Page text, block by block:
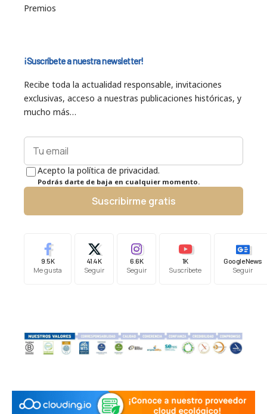
Premios
¡Suscríbete a nuestra newsletter!
Recibe toda la actualidad responsable, invitaciones
exclusivas, acceso a nuestras publicaciones históricas, y
mucho más…
Acepto la política de privacidad.
Podrás darte de baja en cualquier momento.
Suscribirme gratis
9.5K
Me gusta
41.4K
Seguir
6.6K
Seguir
1K
Suscríbete
Google News
Seguir